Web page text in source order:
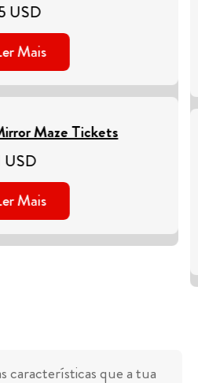
USD
Mais
Maze Tickets
USD
Mais
características que a tua